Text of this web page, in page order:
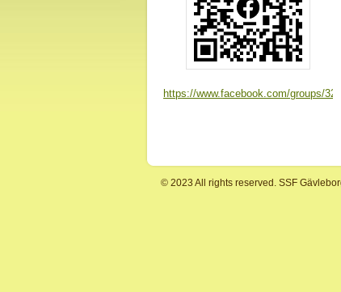
https://www.facebook.com/groups/
© 2023 All rights reserved. SSF